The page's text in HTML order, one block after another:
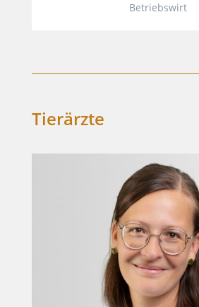
Betriebswirt
Tierärzte